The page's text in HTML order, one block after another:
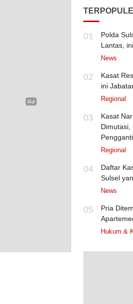
01
Polda
Lantas,
News
02
Kasat
ini
Regional
03
Kasat
Dimutasi,
Regional
04
Daftar
Sulsel
News
05
Pria
Hukum &